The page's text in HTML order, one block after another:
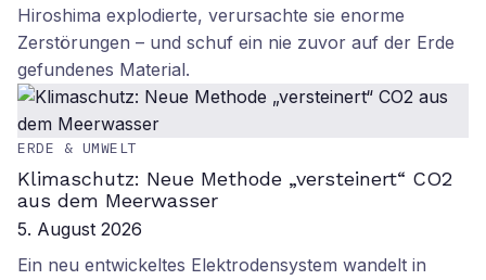
Hiroshima explodierte, verursachte sie enorme
Zerstörungen – und schuf ein nie zuvor auf der Erde
gefundenes Material.
ERDE & UMWELT
Klimaschutz: Neue Methode „versteinert“ CO2
aus dem Meerwasser
5. August 2026
Ein neu entwickeltes Elektrodensystem wandelt in